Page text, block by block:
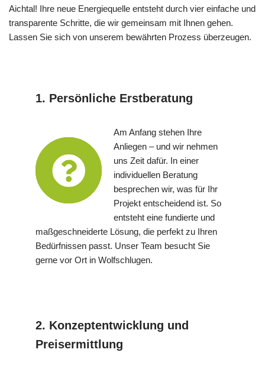
Aichtal! Ihre neue Energiequelle entsteht durch vier einfache und
transparente Schritte, die wir gemeinsam mit Ihnen gehen.
Lassen Sie sich von unserem bewährten Prozess überzeugen.
1. Persönliche Erstberatung
Am Anfang stehen Ihre
Anliegen – und wir nehmen
uns Zeit dafür. In einer
individuellen Beratung
besprechen wir, was für Ihr
Projekt entscheidend ist. So
entsteht eine fundierte und
maßgeschneiderte Lösung, die perfekt zu Ihren
Bedürfnissen passt. Unser Team besucht Sie
gerne vor Ort in Wolfschlugen.
2. Konzeptentwicklung und
Preisermittlung